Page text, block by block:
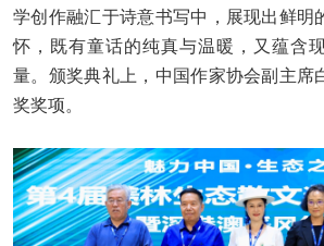
学创作融汇于诗意书写中，展现出鲜明
怀，既有童话的纯真与温暖，又蕴含
量。颁奖典礼上，中国作家协会副主席
奖奖项。